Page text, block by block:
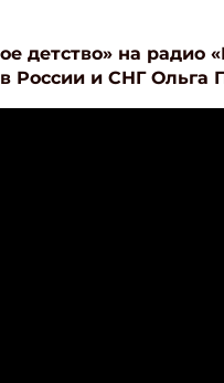
детство» на радио
России и СНГ Ольга